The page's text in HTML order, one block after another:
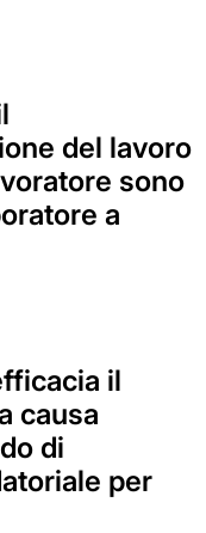
del lavoro
sono
a
il
causa
di
per